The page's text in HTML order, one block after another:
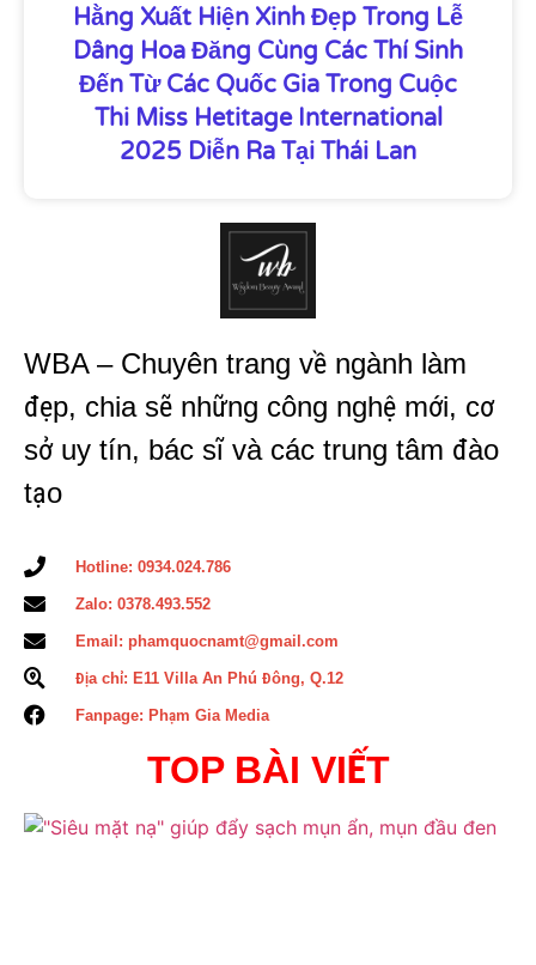
Hằng Xuất Hiện Xinh Đẹp Trong Lễ
Dâng Hoa Đăng Cùng Các Thí Sinh
Đến Từ Các Quốc Gia Trong Cuộc
Thi Miss Hetitage International
2025 Diễn Ra Tại Thái Lan
WBA – Chuyên trang về ngành làm
đẹp, chia sẽ những công nghệ mới, cơ
sở uy tín, bác sĩ và các trung tâm đào
tạo
Hotline: 0934.024.786
Zalo: 0378.493.552
Email: phamquocnamt@gmail.com
Địa chỉ: E11 Villa An Phú Đông, Q.12
Fanpage: Phạm Gia Media
TOP BÀI VIẾT